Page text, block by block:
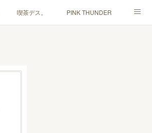
喫茶デス。 PINK THUNDER